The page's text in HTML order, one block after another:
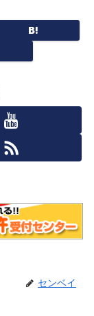
センベイ